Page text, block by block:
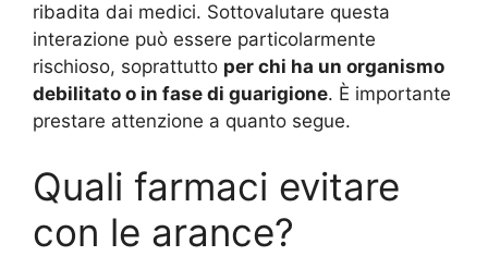
ribadita dai medici. Sottovalutare questa
interazione può essere particolarmente
rischioso, soprattutto per chi ha un organismo
debilitato o in fase di guarigione. È importante
prestare attenzione a quanto segue.
Quali farmaci evitare
con le arance?